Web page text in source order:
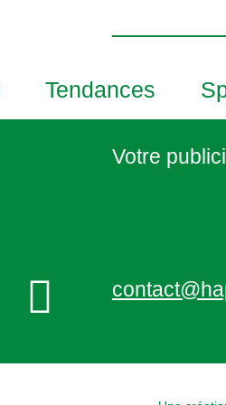
V
e
Tendances
Votre